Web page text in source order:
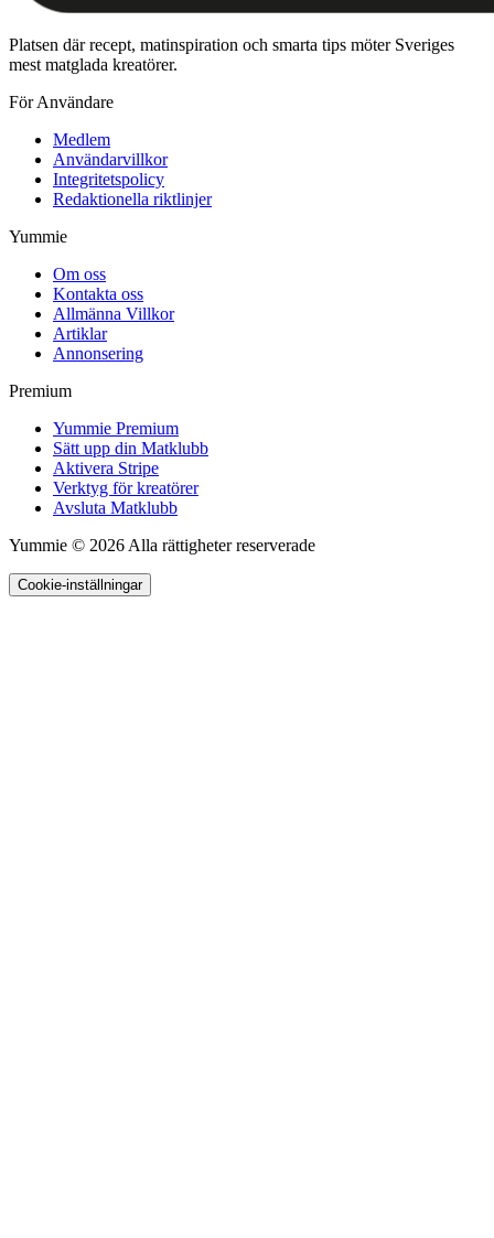
Platsen där recept, matinspiration och smarta tips möter Sveriges
mest matglada kreatörer.
För Användare
Medlem
Användarvillkor
Integritetspolicy
Redaktionella riktlinjer
Yummie
Om oss
Kontakta oss
Allmänna Villkor
Artiklar
Annonsering
Premium
Yummie Premium
Sätt upp din Matklubb
Aktivera Stripe
Verktyg för kreatörer
Avsluta Matklubb
Yummie © 2026 Alla rättigheter reserverade
Cookie-inställningar